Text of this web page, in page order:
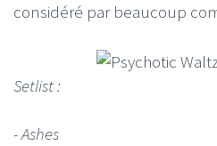
considéré par beaucoup
Setlist :
- Ashes